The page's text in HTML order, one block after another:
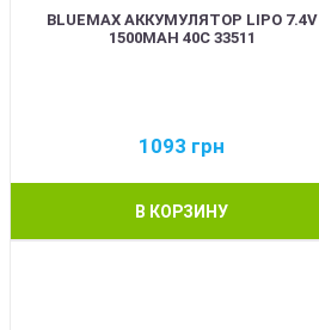
BLUEMAX АККУМУЛЯТОР LIPO 7.4V
1500MAH 40C 33511
1093 грн
В КОРЗИНУ